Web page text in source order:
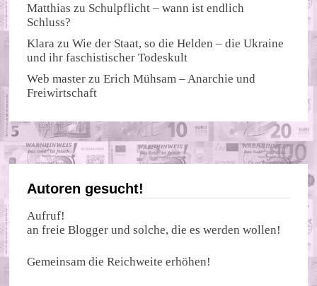
Matthias zu Schulpflicht – wann ist endlich
Schluss?
Klara zuWie der Staat, so die Helden – die Ukraine
und ihr faschistischer Todeskult
Web master zuErich Mühsam – Anarchie und
Freiwirtschaft
Autoren gesucht!
Aufruf!
an freie Blogger und solche, die es werden wollen!
Gemeinsam die Reichweite erhöhen!